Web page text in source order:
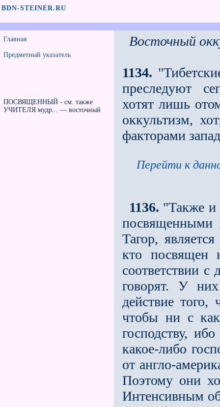
BDN-STEINER.RU
Главная
Предметный указатель
ПОСВЯЩЕННЫЙ - см. также
УЧИТЕЛЯ мудр... — восточный
Восточный
1134.
преследуют
хотят лишь
оккультизм,
факторами
Перейти к
1136. "Также и
посвященными
Тагор,
кто посвящен
соответствии
говорят. У
действие того,
чтобы ни с
господству,
какое-либо
от англо-
Поэтому они
Интенсивным